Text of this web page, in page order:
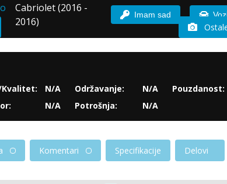
Cabriolet (2016 -
2016)
Imam sad
Kvalitet:
N/A
N/A
Održavanje:
N/A
Potrošnja:
N/A
Pouzdanost:
Komentari Specifikacije Delovi